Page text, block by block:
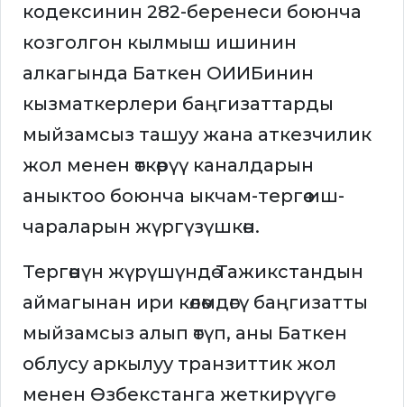
кодексинин 282-беренеси боюнча
козголгон кылмыш ишинин
алкагында Баткен ОИИБинин
кызматкерлери баңгизаттарды
мыйзамсыз ташуу жана аткезчилик
жол менен өткөрүү каналдарын
аныктоо боюнча ыкчам-тергөө иш-
чараларын жүргүзүшкөн.
Тергөөнүн жүрүшүндө Тажикстандын
аймагынан ири көлөмдөгү баңгизатты
мыйзамсыз алып өтүп, аны Баткен
облусу аркылуу транзиттик жол
менен Өзбекстанга жеткирүүгө